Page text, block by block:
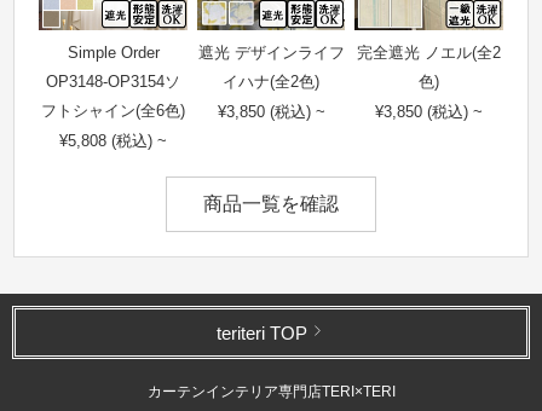
Simple Order
OP3148-OP3154ソ
フトシャイン(全6色)
¥5,808 (税込) ~
遮光 デザインライフ
イハナ(全2色)
¥3,850 (税込) ~
完全遮光 ノエル(全2
色)
¥3,850 (税込) ~
商品一覧を確認
teriteri TOP
カーテンインテリア専門店TERI×TERI